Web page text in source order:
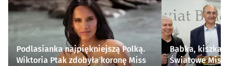
Podlasianka najpiękniejszą Polką.
Wiktoria Ptak zdobyła koronę Miss
Babka, kiszka i
Światowe